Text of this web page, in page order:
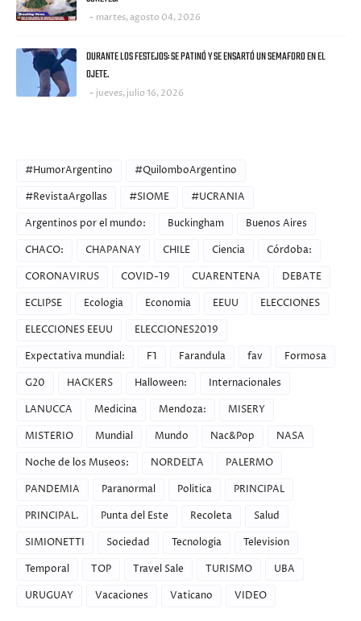
martes, agosto 04, 2026
DURANTE LOS FESTEJOS: SE PATINÓ Y SE ENSARTÓ UN SEMAFORO EN EL
OJETE.
jueves, julio 16, 2026
#HumorArgentino
#QuilomboArgentino
#RevistaArgollas
#SIOME
#UCRANIA
Argentinos por el mundo:
Buckingham
Buenos Aires
CHACO:
CHAPANAY CHILE Ciencia
Córdoba:
CORONAVIRUS
COVID-19 CUARENTENA
DEBATE
ECLIPSE
Ecologia Economia EEUU
ELECCIONES
ELECCIONES EEUU
ELECCIONES2019
Expectativa mundial:
F1 Farandula fav
Formosa
G20
HACKERS Halloween:
Internacionales
LANUCCA
Medicina Mendoza:
MISERY
MISTERIO
Mundial Mundo Nac&Pop
NASA
Noche de los Museos:
NORDELTA
PALERMO
PANDEMIA
Paranormal Politica
PRINCIPAL
PRINCIPAL.
Punta del Este Recoleta
Salud
SIMIONETTI
Sociedad Tecnologia
Television
Temporal
TOP Travel Sale TURISMO
UBA
URUGUAY
Vacaciones Vaticano VIDEO